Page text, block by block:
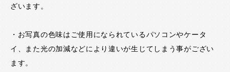
ざいます。
・お写真の色味はご使用になられているパソコンやケータ
イ、また光の加減などにより違いが生じてしまう事がござい
ます。